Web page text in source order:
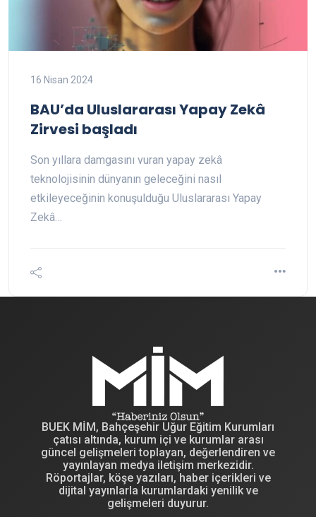
16 Nisan 2024
BAU’da Uluslararası Yapay Zekâ
Zirvesi başladı
Son yıllara damgasını vuran yapay zekâ
teknolojisinin dünyanın geleceğini nasıl
etkileyeceğinin konuşulduğu Uluslararası Yapay
Zekâ…
BUEK MİM, Bahçeşehir Uğur Eğitim Kurumları
çatısı altında, kurum içi ve kurumlar arası
güncel gelişmeleri toplayan, değerlendiren ve
yayınlayan medya iletişim merkezidir.
Röportajlar, köşe yazıları, haber içerikleri ve
dijital yayınlarla kurumlardaki yenilik ve
gelişmeleri duyurur.